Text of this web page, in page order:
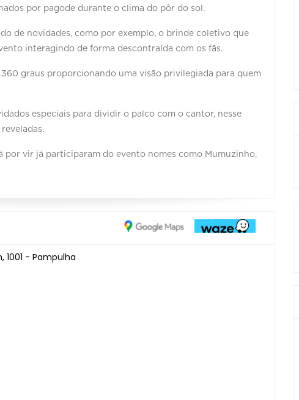
por pagode durante o clima do pôr do sol.
de novidades, como por exemplo, o brinde coletivo que
interagindo de forma descontraída com os fãs.
graus proporcionando uma visão privilegiada para quem
especiais para dividir o palco com o cantor, nesse
por vir já participaram do evento nomes como Mumuzinho,
- Pampulha